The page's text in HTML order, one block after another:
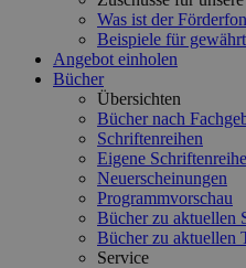
Was ist der
Beispiele für
Angebot einholen
Bücher
Übersichten
Bücher nach
Schriftenreihen
Eigene
Neuerscheinungen
Programmvorschau
Bücher zu aktuellen
Bücher zu aktuellen
Service